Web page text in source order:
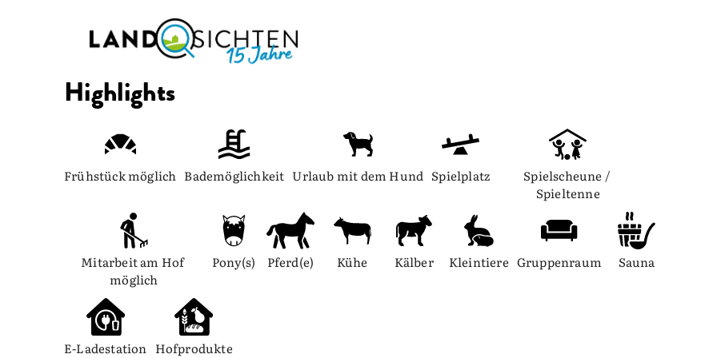
Highlights
Frühstück möglich Bademöglichkeit Urlaub mit dem Hund Spielplatz
Spielscheune /
Spieltenne
Mitarbeit am Hof
möglich
Pony(s) Pferd(e) Kühe Kälber Kleintiere Gruppenraum Sauna
E-Ladestation Hofprodukte